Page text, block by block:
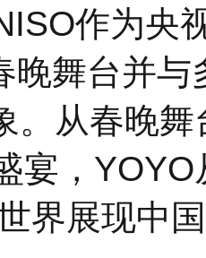
作为央
晚舞台并
。从春晚
宴，YOYO
界展现中